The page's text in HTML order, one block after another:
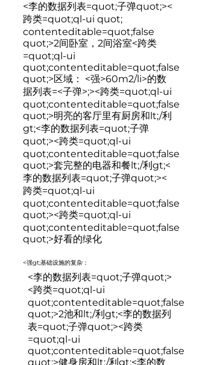
<李的数据列表=quot;子弹quot;><
跨类=quot;ql-ui quot;
contenteditable=quot;false
quot;>2间卧室，2间浴室<跨类
=quot;ql-ui
quot;contenteditable=quot;false
quot;>区域： <强>60m2/li>的数
据列表=<子弹>;><跨类=quot;ql-ui
quot;contenteditable=quot;false
quot;>明亮的客厅里有厨房和lt;/利
gt;<李的数据列表=quot;子弹
quot;><跨类=quot;ql-ui
quot;contenteditable=quot;false
quot;>套完整的电器和餐lt;/利gt;<
李的数据列表=quot;子弹quot;><
跨类=quot;ql-ui
quot;contenteditable=quot;false
quot;><跨类=quot;ql-ui
quot;contenteditable=quot;false
quot;>好看的绿化
<强gt;基础设施的复杂：
<李的数据列表=quot;子弹quot;>
<跨类=quot;ql-ui
quot;contenteditable=quot;false
quot;>2池和lt;/利gt;<李的数据列
表=quot;子弹quot;><跨类
=quot;ql-ui
quot;contenteditable=quot;false
quot;>健身房和lt;/利gt;<李的数